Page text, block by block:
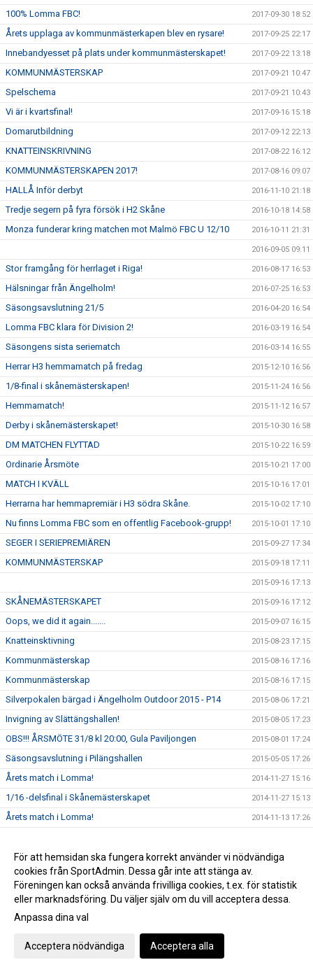
100% Lomma FBC! 2017-09-30 18:52
Årets upplaga av kommunmästerkapen blev en rysare! 2017-09-25 22:17
Innebandyesset på plats under kommunmästerskapet! 2017-09-22 13:18
KOMMUNMÄSTERSKAP 2017-09-21 10:47
Spelschema 2017-09-21 10:43
Vi är i kvartsfinal! 2017-09-16 15:18
Domarutbildning 2017-09-12 22:13
KNATTEINSKRIVNING 2017-08-22 16:12
KOMMUNMÄSTERSKAPEN 2017! 2017-08-16 09:07
HALLÅ Inför derbyt 2016-11-10 21:18
Tredje segern på fyra försök i H2 Skåne 2016-10-18 14:58
Monza funderar kring matchen mot Malmö FBC U 12/10 2016-10-11 21:31
2016-09-05 09:11
Stor framgång för herrlaget i Riga! 2016-08-17 16:53
Hälsningar från Ängelholm! 2016-07-25 16:53
Säsongsavslutning 21/5 2016-04-20 16:54
Lomma FBC klara för Division 2! 2016-03-19 16:54
Säsongens sista seriematch 2016-03-14 16:55
Herrar H3 hemmamatch på fredag 2015-12-10 16:56
1/8-final i skånemästerskapen! 2015-11-24 16:56
Hemmamatch! 2015-11-12 16:57
Derby i skånemästerskapet! 2015-10-30 16:58
DM MATCHEN FLYTTAD 2015-10-22 16:59
Ordinarie Årsmöte 2015-10-21 17:00
MATCH I KVÄLL 2015-10-16 17:01
Herrarna har hemmapremiär i H3 södra Skåne. 2015-10-02 17:10
Nu finns Lomma FBC som en offentlig Facebook-grupp! 2015-10-01 17:10
SEGER I SERIEPREMIÄREN 2015-09-27 17:34
KOMMUNMÄSTERSKAP 2015-09-18 17:11
2015-09-16 17:13
SKÅNEMÄSTERSKAPET 2015-09-16 17:12
Oops, we did it again....... 2015-09-07 16:15
Knatteinsktivning 2015-08-23 17:15
Kommunmästerskap 2015-08-16 17:16
Kommunmästerskap 2015-08-16 17:15
Silverpokalen bärgad i Ängelholm Outdoor 2015 - P14 2015-08-06 17:21
Invigning av Slättängshallen! 2015-08-05 17:23
OBS!!! ÅRSMÖTE 31/8 kl 20:00, Gula Paviljongen 2015-08-01 17:24
Säsongsavslutning i Pilängshallen 2015-05-05 17:26
Årets match i Lomma! 2014-11-27 15:16
1/16 -delsfinal i Skånemästerskapet 2014-11-27 15:13
Årets match i Lomma! 2014-11-13 17:26
Premiär match! 2014-09-19 15:14
Träningsmatch för Herrarna 2014-08-11 17:37
Gå till Webbversion
För att hemsidan ska fungera korrekt använder vi nödvändiga
cookies från SportAdmin. Dessa går inte att stänga av.
Föreningen kan också använda frivilliga cookies, t.ex. för statistik
eller marknadsföring. Du väljer själv om du vill acceptera dessa.
Anpassa dina val
Acceptera nödvändiga Acceptera alla